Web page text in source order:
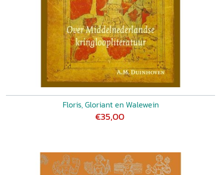
Floris, Gloriant en Walewein
€35,00